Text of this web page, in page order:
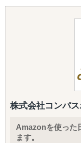
◆以下はこれまで当
『LocaBrain（ロカ
↳ AIが出した"答えっ
『INTERForce｜海
外進出・国際展開の
年７月には観光産
沖縄をハブに、台
レーシア・シンガ
ア・ニュージーラ
にパートナーエー
ンドは提携先を設
察等も直接支援可
ド事業をサポートし
株式会社コンパス
Amazonを使った
ます。